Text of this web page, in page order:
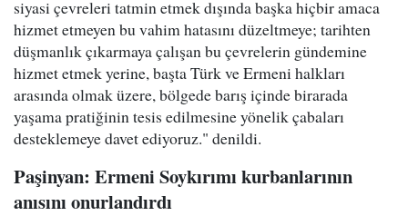
siyasi çevreleri tatmin etmek dışında başka hiçbir amaca
hizmet etmeyen bu vahim hatasını düzeltmeye; tarihten
düşmanlık çıkarmaya çalışan bu çevrelerin gündemine
hizmet etmek yerine, başta Türk ve Ermeni halkları
arasında olmak üzere, bölgede barış içinde birarada
yaşama pratiğinin tesis edilmesine yönelik çabaları
desteklemeye davet ediyoruz." denildi.
Paşinyan: Ermeni Soykırımı kurbanlarının
anısını onurlandırdı